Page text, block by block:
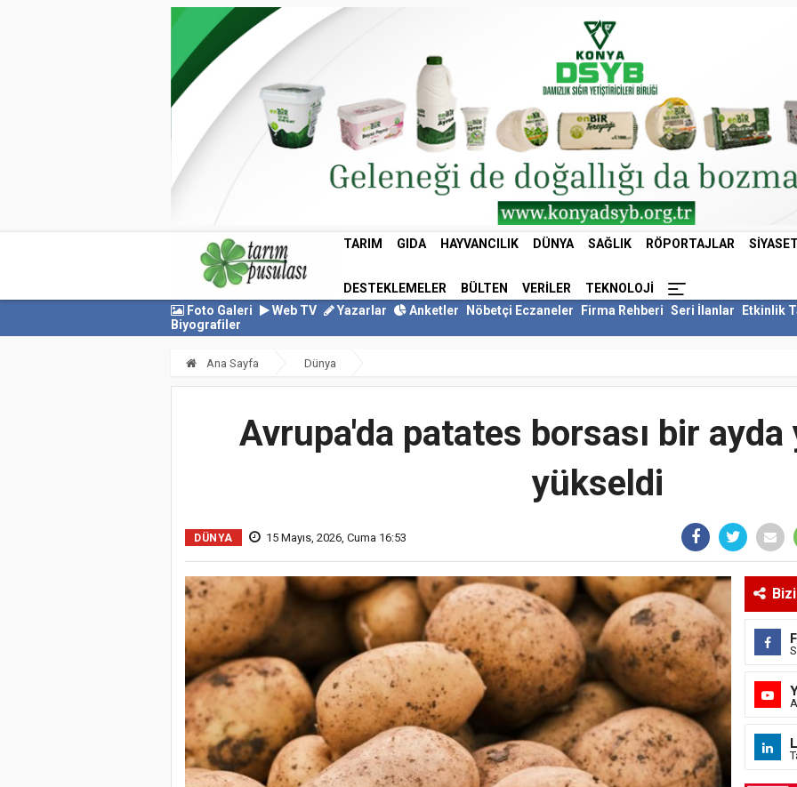
TARIM GIDA HAYVANCILIK DÜNYA SAĞLIK RÖPORTAJLAR SIYASET
DESTEKLEMELER BÜLTEN VERILER
TEKNOLOJI
Foto Galeri
Web TV Yazarlar Anketler Nöbetçi Eczaneler Firma Rehberi Seri İlanlar
Etkinlik
Biyografiler
Ana Sayfa Dünya
Avrupa'da patates borsası bir
yükseldi
DÜNYA 15 Mayıs, 2026, Cuma 16:53